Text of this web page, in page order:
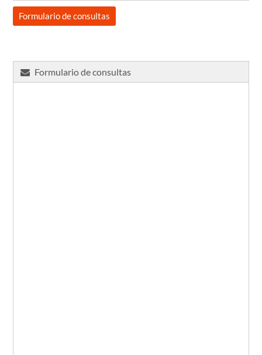
Formulario de consultas
Formulario de consultas